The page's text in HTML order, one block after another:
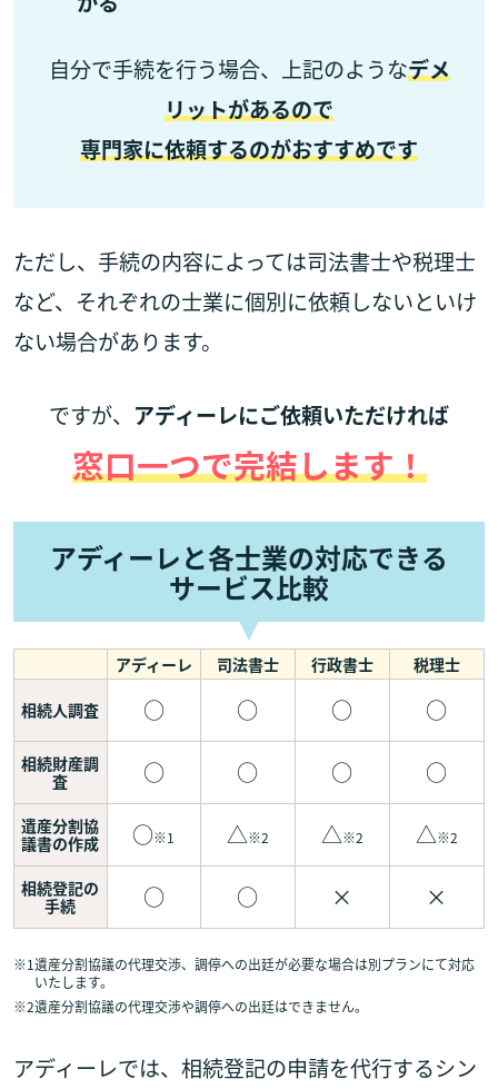
自分で手続を行う場合、上記のようなデメ
リットがあるので
専門家に依頼するのがおすすめです
ただし、手続の内容によっては司法書士や税理士
など、それぞれの士業に個別に依頼しないといけ
ない場合があります。
ですが、 アディーレにご依頼いただければ
窓口一つで完結します！
アディーレと各士業の対応できる
サービス比較
アディーレ 司法書士 行政書士 税理士
相続人調査 ○ ○ ○ ○
相続財産調
査
○ ○ ○ ○
遺産分割協
議書の作成
○※1 △※2 △※2 △※2
相続登記の
手続
○ ○ × ×
※1遺産分割協議の代理交渉、調停への出廷が必要な場合は別プランにて対応
いたします。
※2遺産分割協議の代理交渉や調停への出廷はできません。
アディーレでは、相続登記の申請を代行するシン